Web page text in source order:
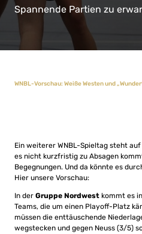
Spannende Partien zu
WNBL-Vorschau: Weiße Westen und
Ein weiterer WNBL-Spieltag steht
es nicht kurzfristig zu Absagen
Begegnungen. Und da könnte es
Hier unsere Vorschau:
In der Gruppe Nordwest kommt es
Teams, die um einen Playoff-Platz
müssen die enttäuschende
wegstecken und gegen Neuss (3/5)